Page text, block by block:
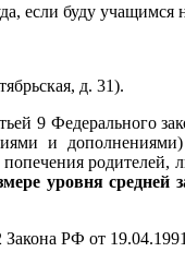
если буду учащимся
д. 31).
9 Федерального
и
уровня средней
РФ от